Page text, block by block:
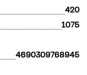
420
1075
4690309768945